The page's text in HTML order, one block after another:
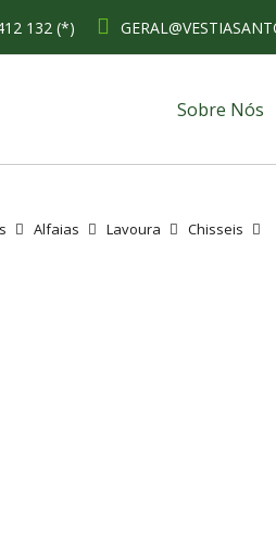
132 (*)
Sobre Nós
Alfaias Lavoura Chisseis